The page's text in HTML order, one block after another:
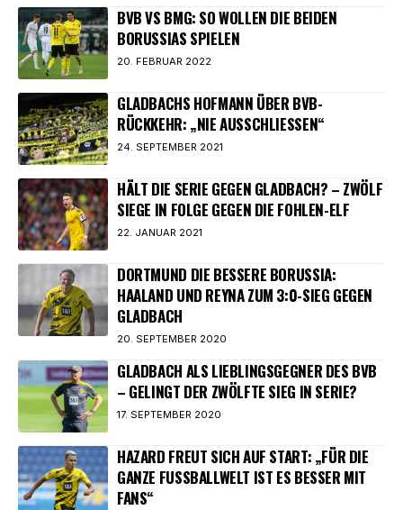
BVB VS BMG: SO WOLLEN DIE BEIDEN
BORUSSIAS SPIELEN
20. FEBRUAR 2022
GLADBACHS HOFMANN ÜBER BVB-
RÜCKKEHR: „NIE AUSSCHLIESSEN“
24. SEPTEMBER 2021
HÄLT DIE SERIE GEGEN GLADBACH? – ZWÖLF
SIEGE IN FOLGE GEGEN DIE FOHLEN-ELF
22. JANUAR 2021
DORTMUND DIE BESSERE BORUSSIA:
HAALAND UND REYNA ZUM 3:0-SIEG GEGEN
GLADBACH
20. SEPTEMBER 2020
GLADBACH ALS LIEBLINGSGEGNER DES BVB
– GELINGT DER ZWÖLFTE SIEG IN SERIE?
17. SEPTEMBER 2020
HAZARD FREUT SICH AUF START: „FÜR DIE
GANZE FUSSBALLWELT IST ES BESSER MIT F
ANS“